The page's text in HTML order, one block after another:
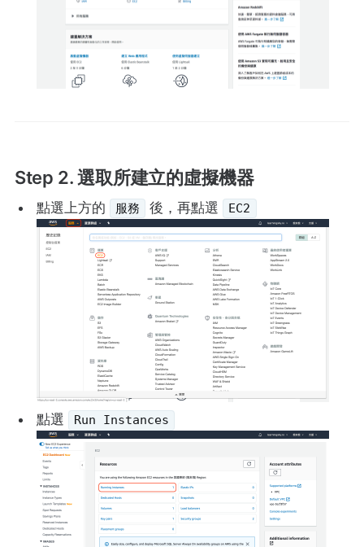
Step 2. 選取所建立的虛擬機器
點選上方的 服務 後，再點選 EC2
點選 Run Instances